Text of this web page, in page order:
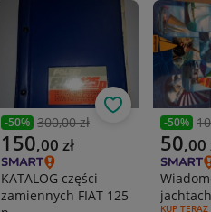
Poprzednia cena
-50% 300,00 zł
Aktualna cena
150,00 zł
KATALOG części
zamiennych FIAT 125
Obserwuj
-50%
50,00
RODZAJ
KUP TERAZ